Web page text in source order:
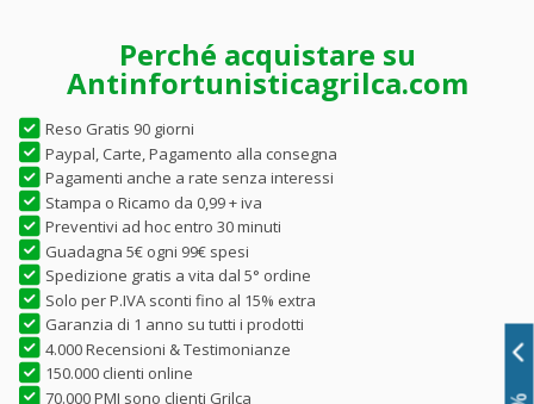
Perché acquistare su
Antinfortunisticagrilca.com
Reso Gratis 90 giorni
Paypal, Carte, Pagamento alla consegna
Pagamenti anche a rate senza interessi
Stampa o Ricamo da 0,99 + iva
Preventivi ad hoc entro 30 minuti
Guadagna 5€ ogni 99€ spesi
Spedizione gratis a vita dal 5° ordine
Solo per P.IVA sconti fino al 15% extra
Garanzia di 1 anno su tutti i prodotti
4.000 Recensioni & Testimonianze
150.000 clienti online
70.000 PMI sono clienti Grilca